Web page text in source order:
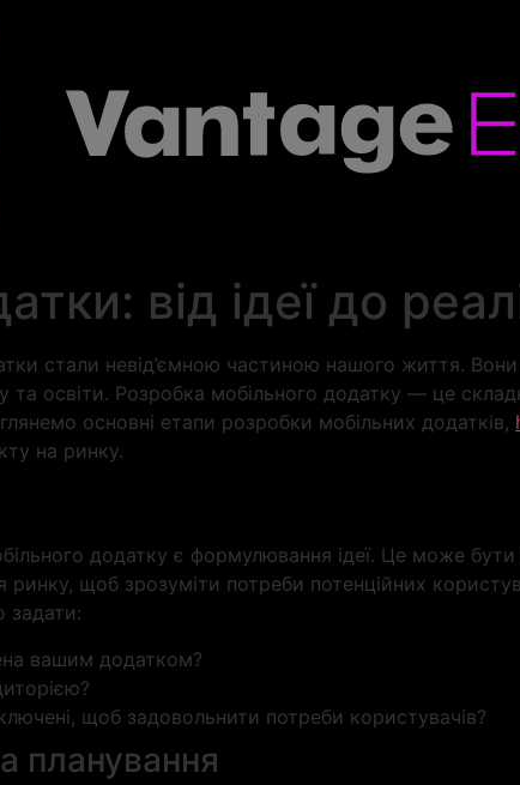
від ідеї до
стали невід’ємною частиною нашого життя.
та освіти. Розробка мобільного додатку — це
основні етапи розробки мобільних додатків,
на ринку.
додатку є формулювання ідеї. Це може
щоб зрозуміти потреби потенційних
задати:
вашим додатком?
щоб задовольнити потреби користувачів?
планування